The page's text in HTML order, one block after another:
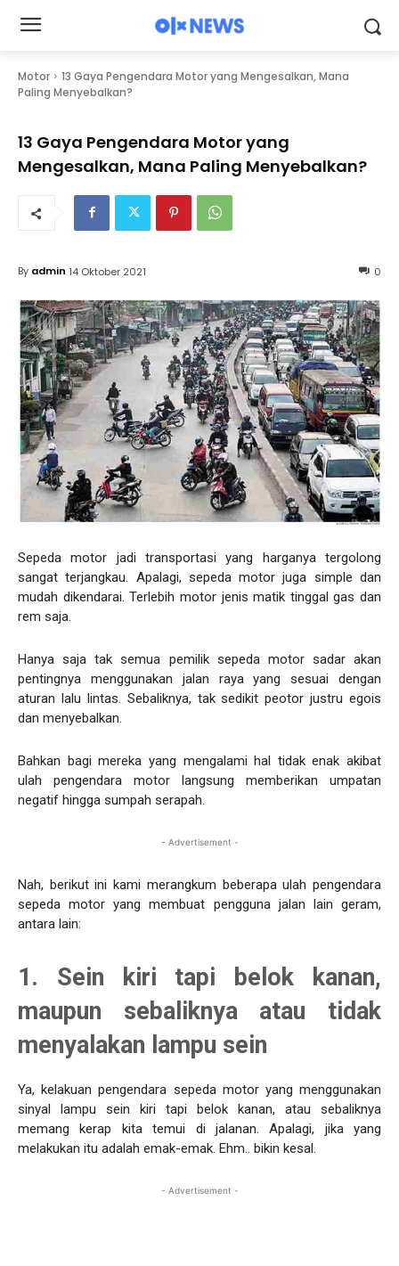
Motor
13 Gaya Pengendara Motor yang Mengesalkan, Mana
Paling Menyebalkan?
13 Gaya Pengendara Motor yang
Mengesalkan, Mana Paling Menyebalkan?
0
By admin 14 Oktober 2021
Sepeda motor jadi transportasi yang harganya tergolong
sangat terjangkau. Apalagi, sepeda motor juga simple dan
mudah dikendarai. Terlebih motor jenis matik tinggal gas dan
rem saja.
Hanya saja tak semua pemilik sepeda motor sadar akan
pentingnya menggunakan jalan raya yang sesuai dengan
aturan lalu lintas. Sebaliknya, tak sedikit peotor justru egois
dan menyebalkan.
Bahkan bagi mereka yang mengalami hal tidak enak akibat
ulah pengendara motor langsung memberikan umpatan
negatif hingga sumpah serapah.
- Advertisement -
Nah, berikut ini kami merangkum beberapa ulah pengendara
sepeda motor yang membuat pengguna jalan lain geram,
antara lain:
1. Sein kiri tapi belok kanan,
maupun sebaliknya atau tidak
menyalakan lampu sein
Ya, kelakuan pengendara sepeda motor yang menggunakan
sinyal lampu sein kiri tapi belok kanan, atau sebaliknya
memang kerap kita temui di jalanan. Apalagi, jika yang
melakukan itu adalah emak-emak. Ehm.. bikin kesal.
- Advertisement -